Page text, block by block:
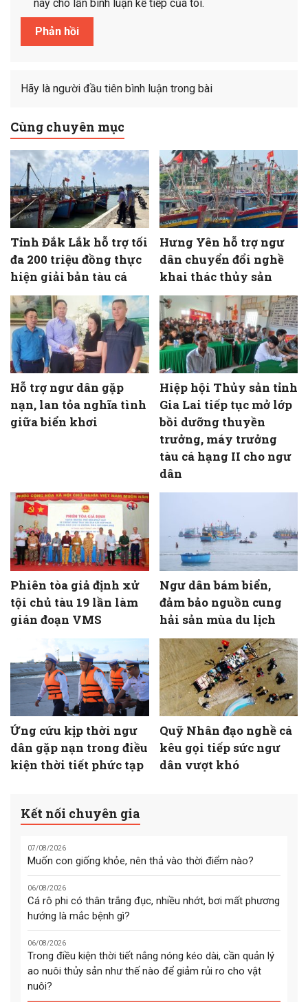
này cho lần bình luận kế tiếp của tôi.
Hãy là người đầu tiên bình luận trong bài
Cùng chuyên mục
Tỉnh Đắk Lắk hỗ trợ tối
đa 200 triệu đồng thực
hiện giải bản tàu cá
Hưng Yên hỗ trợ ngư
dân chuyển đổi nghề
khai thác thủy sản
Hỗ trợ ngư dân gặp
nạn, lan tỏa nghĩa tình
giữa biển khơi
Hiệp hội Thủy sản tỉnh
Gia Lai tiếp tục mở lớp
bồi dưỡng thuyền
trưởng, máy trưởng
tàu cá hạng II cho ngư
dân
Phiên tòa giả định xử
tội chủ tàu 19 lần làm
gián đoạn VMS
Ngư dân bám biển,
đảm bảo nguồn cung
hải sản mùa du lịch
Ứng cứu kịp thời ngư
dân gặp nạn trong điều
kiện thời tiết phức tạp
Quỹ Nhân đạo nghề cá
kêu gọi tiếp sức ngư
dân vượt khó
Kết nối chuyên gia
07/08/2026
Muốn con giống khỏe, nên thả vào thời điểm nào?
06/08/2026
Cá rô phi có thân trắng đục, nhiều nhớt, bơi mất phương
hướng là mắc bệnh gì?
06/08/2026
Trong điều kiện thời tiết nắng nóng kéo dài, cần quản lý
ao nuôi thủy sản như thế nào để giảm rủi ro cho vật
nuôi?